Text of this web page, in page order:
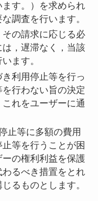
す。）を求められ
調査を行います。
の請求に応じる必
，遅滞なく，当該
ます。
利用停止等を行っ
行わない旨の決定
れをユーザーに通
止等に多額の費用
等を行うことが困
の権利利益を保護
るべき措置をとれ
るものとします。